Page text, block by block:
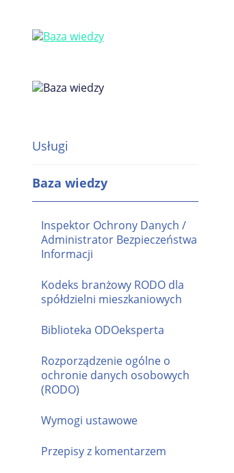
Usługi
Baza wiedzy
Inspektor Ochrony Danych /
Administrator Bezpieczeństwa
Informacji
Kodeks branżowy RODO dla
spółdzielni mieszkaniowych
Biblioteka ODOeksperta
Rozporządzenie ogólne o
ochronie danych osobowych
(RODO)
Wymogi ustawowe
Przepisy z komentarzem